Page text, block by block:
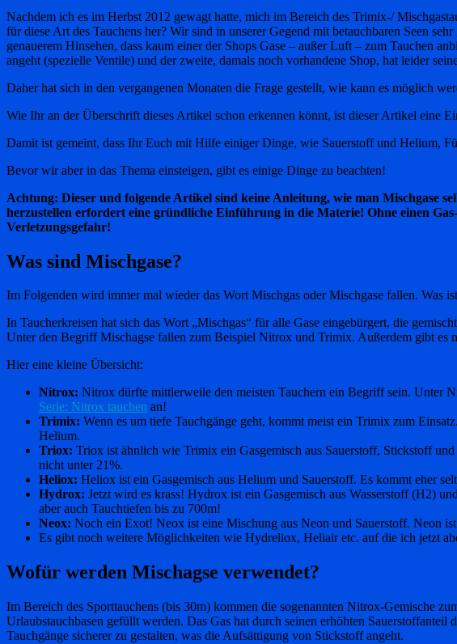
Nachdem ich es im Herbst 2012 gewagt hatte, mich im Bereich des Trimix-/
für diese Art des Tauchens her? Wir sind in unserer Gegend mit betauchbaren Seen
genauerem Hinsehen, dass kaum einer der Shops Gase – außer Luft – zum Tauchen
angeht (spezielle Ventile) und der zweite, damals noch vorhandene Shop, hat leider
Daher hat sich in den vergangenen Monaten die Frage gestellt, wie kann es möglich
Wie Ihr an der Überschrift dieses Artikel schon erkennen könnt, ist dieser Artikel eine
Damit ist gemeint, dass Ihr Euch mit Hilfe einiger Dinge, wie Sauerstoff und Helium,
Bevor wir aber in das Thema einsteigen, gibt es einige Dinge zu beachten!
Achtung: Dieser und folgende Artikel sind keine Anleitung, wie man Mischgase
herzustellen erfordert eine gründliche Einführung in die Materie! Ohne einen
Verletzungsgefahr!
Was sind Mischgase?
Im Folgenden wird immer mal wieder das Wort Mischgas oder Mischgase fallen. Was
In Taucherkreisen hat sich das Wort „Mischgas“ für alle Gase eingebürgert, die
Unter den Begriff Mischagse fallen zum Beispiel Nitrox und Trimix. Außerdem gibt es
Hier eine kleine Übersicht:
Nitrox: Nitrox dürfte mittlerweile den meisten Tauchern ein Begriff sein. Unter
Serie: Nitrox tauchen an!
Trimix: Wenn es um tiefe Tauchgänge geht, kommt meist ein Trimix zum
Helium.
Triox: Triox ist ähnlich wie Trimix ein Gasgemisch aus Sauerstoff, Stickstoff
nicht unter 21%.
Heliox: Heliox ist ein Gasgemisch aus Helium und Sauerstoff. Es kommt eher
Hydrox: Jetzt wird es krass! Hydrox ist ein Gasgemisch aus Wasserstoff (H2)
aber auch Tauchtiefen bis zu 700m!
Neox: Noch ein Exot! Neox ist eine Mischung aus Neon und Sauerstoff. Neon
Es gibt noch weitere Möglichkeiten wie Hydreliox, Heliair etc. auf die ich jetzt
Wofür werden Mischagse verwendet?
Im Bereich des Sporttauchens (bis 30m) kommen die sogenannten Nitrox-Gemische
Urlaubstauchbasen gefüllt werden. Das Gas hat durch seinen erhöhten
Tauchgänge sicherer zu gestalten, was die Aufsättigung von Stickstoff angeht.